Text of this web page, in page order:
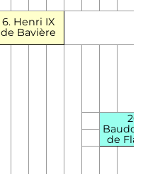
6. Henri IX
de Bavière
26.
Baudouin
de